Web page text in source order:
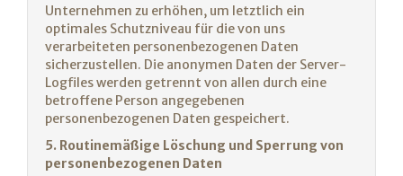
Unternehmen zu erhöhen, um letztlich ein
optimales Schutzniveau für die von uns
verarbeiteten personenbezogenen Daten
sicherzustellen. Die anonymen Daten der Server-
Logfiles werden getrennt von allen durch eine
betroffene Person angegebenen
personenbezogenen Daten gespeichert.
5. Routinemäßige Löschung und Sperrung von
personenbezogenen Daten